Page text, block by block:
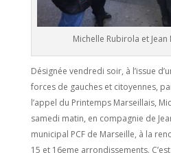
Michelle Rubirola et
Désignée vendredi soir, à l’issue
forces de gauches et citoyennes,
l’appel du Printemps Marseillais,
samedi matin, en compagnie de
municipal PCF de Marseille, à la
15 et 16eme arrondissements.